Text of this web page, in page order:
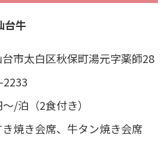
台牛
台市太白区秋保町湯元字薬師28
2233
/泊（2食付き）
き焼き会席、牛タン焼き会席